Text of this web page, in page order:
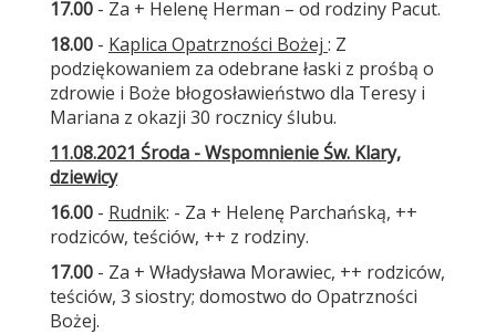
17.00 - Za + Helenę Herman – od rodziny Pacut.
18.00 - Kaplica Opatrzności Bożej : Z
podziękowaniem za odebrane łaski z prośbą o
zdrowie i Boże błogosławieństwo dla Teresy i
Mariana z okazji 30 rocznicy ślubu.
11.08.2021 Środa - Wspomnienie Św. Klary,
dziewicy
16.00 - Rudnik: - Za + Helenę Parchańską, ++
rodziców, teściów, ++ z rodziny.
17.00 - Za + Władysława Morawiec, ++ rodziców,
teściów, 3 siostry; domostwo do Opatrzności
Bożej.